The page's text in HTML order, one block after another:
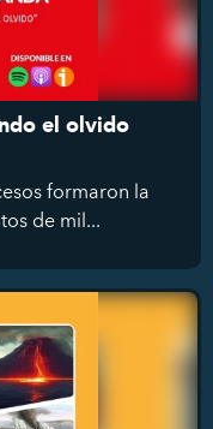
el olvido
formaron la
de mil...